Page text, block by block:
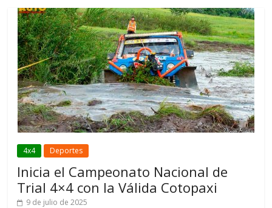
4x4 Deportes
Inicia el Campeonato Nacional de
Trial 4×4 con la Válida Cotopaxi
9 de julio de 2025